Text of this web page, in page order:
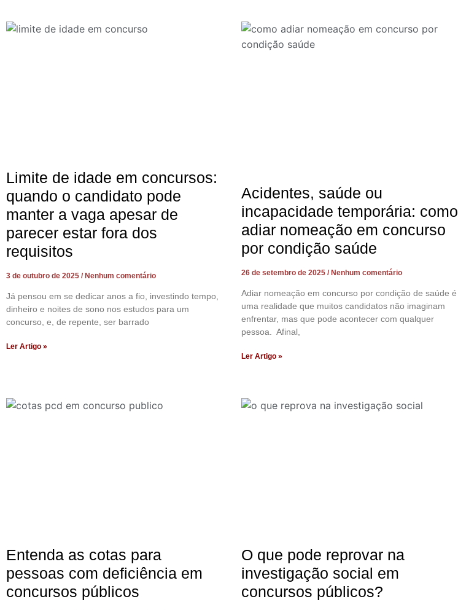
Limite de idade em concursos:
quando o candidato pode
manter a vaga apesar de
parecer estar fora dos
requisitos
3 de outubro de 2025 Nenhum comentário
Já pensou em se dedicar anos a fio, investindo tempo,
dinheiro e noites de sono nos estudos para um
concurso, e, de repente, ser barrado
Ler Artigo »
Acidentes, saúde ou
incapacidade temporária: como
adiar nomeação em concurso
por condição saúde
26 de setembro de 2025 Nenhum comentário
Adiar nomeação em concurso por condição de saúde é
uma realidade que muitos candidatos não imaginam
enfrentar, mas que pode acontecer com qualquer
pessoa. Afinal,
Ler Artigo »
Entenda as cotas para
pessoas com deficiência em
concursos públicos
O que pode reprovar na
investigação social em
concursos públicos?